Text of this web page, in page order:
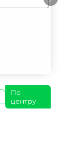
По
центру